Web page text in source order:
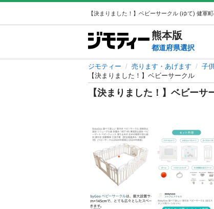
熊本版
都道府県選択
ジモティー 売ります・あげます 子
【決まりました！】ベビーサークル
【決まりました！】ベビーサ